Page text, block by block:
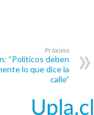
Próximo
“Políticos deben
lo que dice la
calle”